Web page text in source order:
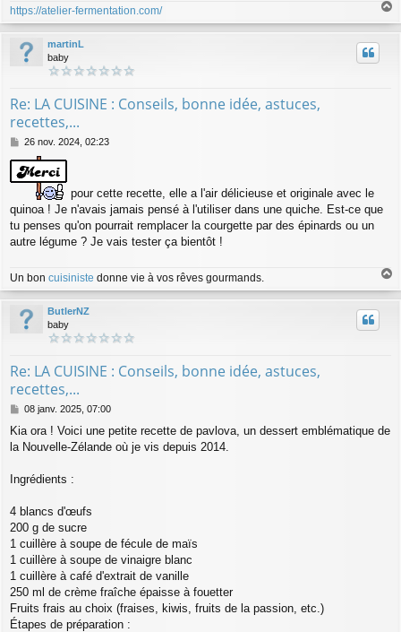
https://atelier-fermentation.com/
a
u
martinL
baby
Re: LA CUISINE : Conseils, bonne idée, astuces,
recettes,...
M
s
s
g
e
26 nov. 2024, 02:23
pour cette recette, elle a l'air délicieuse et originale avec le
quinoa ! Je n'avais jamais pensé à l'utiliser dans une quiche. Est-ce que
tu penses qu'on pourrait remplacer la courgette par des épinards ou un
autre légume ? Je vais tester ça bientôt !
Un bon cuisiniste donne vie à vos rêves gourmands.
u
ButlerNZ
baby
Re: LA CUISINE : Conseils, bonne idée, astuces,
recettes,...
M
s
s
g
e
08 janv. 2025, 07:00
Kia ora ! Voici une petite recette de pavlova, un dessert emblématique de
la Nouvelle-Zélande où je vis depuis 2014.
Ingrédients :
4 blancs d'œufs
200 g de sucre
1 cuillère à soupe de fécule de maïs
1 cuillère à soupe de vinaigre blanc
1 cuillère à café d'extrait de vanille
250 ml de crème fraîche épaisse à fouetter
Fruits frais au choix (fraises, kiwis, fruits de la passion, etc.)
Étapes de préparation :